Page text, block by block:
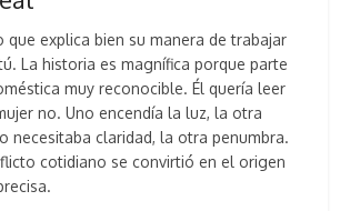
que explica bien su manera de trabajar
La historia es magnífica porque parte
muy reconocible. Él quería leer
no. Uno encendía la luz, la otra
necesitaba claridad, la otra penumbra.
cotidiano se convirtió en el origen